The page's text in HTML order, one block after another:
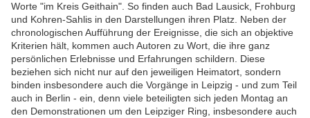
Worte "im Kreis Geithain". So finden auch Bad Lausick, Frohburg
und Kohren-Sahlis in den Darstellungen ihren Platz. Neben der
chronologischen Aufführung der Ereignisse, die sich an objektive
Kriterien hält, kommen auch Autoren zu Wort, die ihre ganz
persönlichen Erlebnisse und Erfahrungen schildern. Diese
beziehen sich nicht nur auf den jeweiligen Heimatort, sondern
binden insbesondere auch die Vorgänge in Leipzig - und zum Teil
auch in Berlin - ein, denn viele beteiligten sich jeden Montag an
den Demonstrationen um den Leipziger Ring, insbesondere auch